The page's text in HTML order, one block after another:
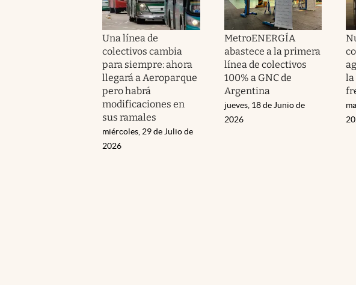
Una línea de
colectivos cambia
para siempre: ahora
llegará a Aeroparque
pero habrá
modificaciones en
sus ramales
miércoles, 29 de Julio de
2026
MetroENERGÍA
abastece a la primera
línea de colectivos
100% a GNC de
Argentina
jueves, 18 de Junio de
2026
la